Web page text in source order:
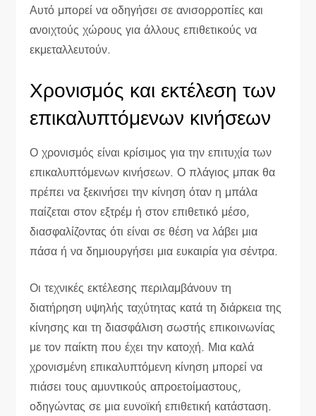
Αυτό μπορεί να οδηγήσει σε ανισορροπίες και
ανοιχτούς χώρους για άλλους επιθετικούς να
εκμεταλλευτούν.
Χρονισμός και εκτέλεση των
επικαλυπτόμενων κινήσεων
Ο χρονισμός είναι κρίσιμος για την επιτυχία των
επικαλυπτόμενων κινήσεων. Ο πλάγιος μπακ θα
πρέπει να ξεκινήσει την κίνηση όταν η μπάλα
παίζεται στον εξτρέμ ή στον επιθετικό μέσο,
διασφαλίζοντας ότι είναι σε θέση να λάβει μια
πάσα ή να δημιουργήσει μια ευκαιρία για σέντρα.
Οι τεχνικές εκτέλεσης περιλαμβάνουν τη
διατήρηση υψηλής ταχύτητας κατά τη διάρκεια της
κίνησης και τη διασφάλιση σωστής επικοινωνίας
με τον παίκτη που έχει την κατοχή. Μια καλά
χρονισμένη επικαλυπτόμενη κίνηση μπορεί να
πιάσει τους αμυντικούς απροετοίμαστους,
οδηγώντας σε μια ευνοϊκή επιθετική κατάσταση.